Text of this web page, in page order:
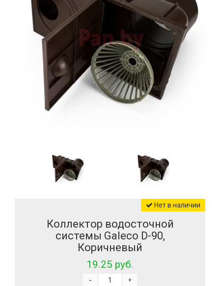
Нет в наличии
Коллектор водосточной
системы Galeco D-90,
Коричневый
19.25 руб.
+
-